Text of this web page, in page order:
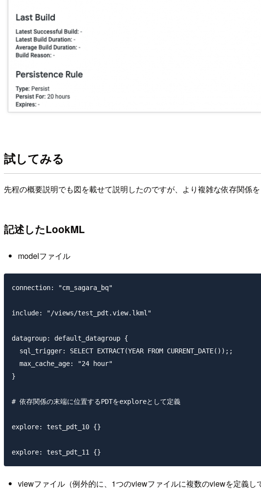
試してみる
先程の概要説明でも図を載せて説明したのですが、より複雑な依存関係
記述したLookML
modelファイル
connection: "cm_sagara_bq"
include: "/views/test_pdt.view.lkml"
datagroup: default_datagroup {
  sql_trigger: SELECT EXTRACT(YEAR FROM CURRENT_DATE());;
  max_cache_age: "24 hour"
}
# 依存関係の末端に位置するPDTをexploreとして定義
explore: test_pdt_10 {}
viewファイル（例外的に、1つのviewファイルに複数のviewを定義し